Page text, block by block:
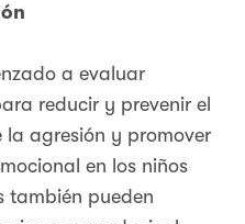
a evaluar
reducir y prevenir el
la agresión y promover
en los niños
también pueden